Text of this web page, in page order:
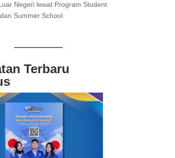
Negeri lewat Program Student
Summer School
Terbaru